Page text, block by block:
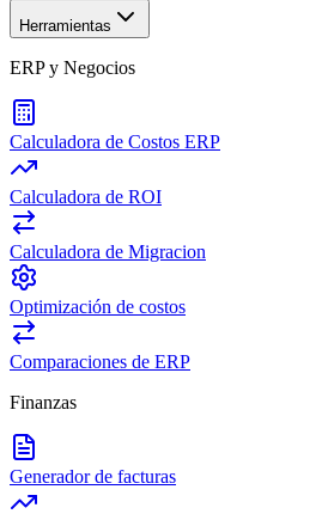
Herramientas
ERP y Negocios
Calculadora de Costos ERP
Calculadora de ROI
Calculadora de Migracion
Optimización de costos
Comparaciones de ERP
Finanzas
Generador de facturas